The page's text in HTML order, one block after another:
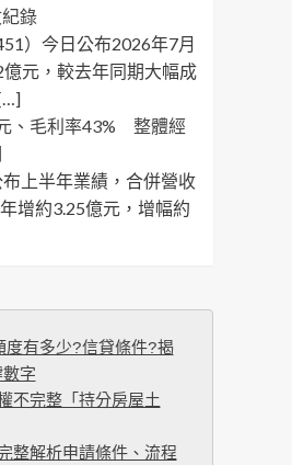
錄
）今日公布2026年7月
元，較去年同期大幅成
、毛利率43% 整體經
上半年業績，合併營收
增約3.25億元，增幅約
度有多少?信貸條件?揭
字
不完整「持分房屋土
整解析申請條件、流程